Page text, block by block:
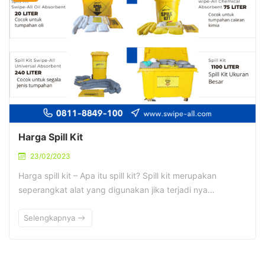
Harga Spill Kit
23/02/2023
Harga spill kit – Apa itu spill kit? Spill kit merupakan
seperangkat alat yang digunakan jika terjadi nya…
Selengkapnya